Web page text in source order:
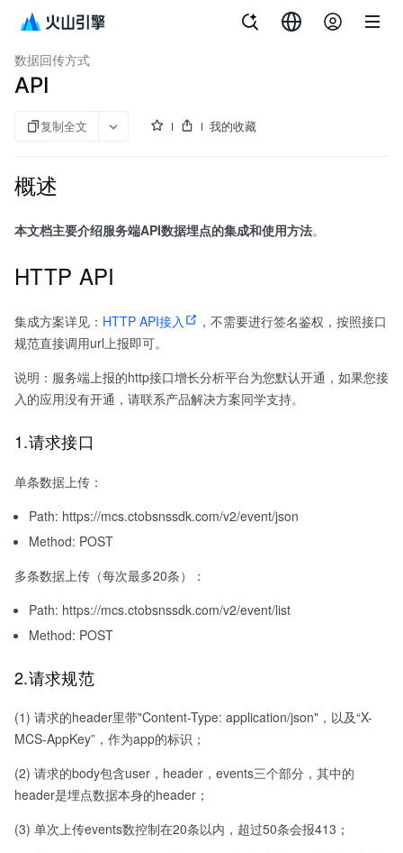
内容管理平台
数据回传方式
API
复制全文 我的收藏
概述
本文档主要介绍服务端API数据埋点的集成和使用方法。
HTTP API
集成方案详见： HTTP API接入
，不需要进行签名鉴权，按照接口
规范直接调用url上报即可。
说明：服务端上报的http接口增长分析平台为您默认开通，如果您接
入的应用没有开通，请联系产品解决方案同学支持。
1.请求接口
单条数据上传：
Path: https://mcs.ctobsnssdk.com/v2/event/json
Method: POST
多条数据上传（每次最多20条）：
Path: https://mcs.ctobsnssdk.com/v2/event/list
Method: POST
2.请求规范
(1) 请求的header里带"Content-Type: application/json"，以及“X-
MCS-AppKey”，作为app的标识；
(2) 请求的body包含user，header，events三个部分，其中的
header是埋点数据本身的header；
(3) 单次上传events数控制在20条以内，超过50条会报413；